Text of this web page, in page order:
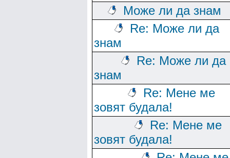
Може ли да знам
Re: Може ли да
знам
Re: Може ли да
знам
Re: Мене ме
зовят будала!
Re: Мене ме
зовят будала!